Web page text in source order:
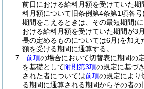
前日における給料月額を受けていた期
料月額について旧条例第4条第1項各
期間をこえるときは、その最短期間)
おける給料月額を受けていた期間が3
長の定めるものについては6月)を加え
額を受ける期間に通算する。
7
前項の場合において切替表に期間の
を基礎として附則第3項の規定に基づ
された者については前項の規定により
る期間に通算される期間からその者の